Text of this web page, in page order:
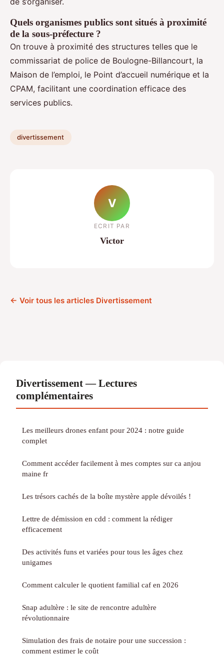
Quels organismes publics sont situés à proximité
de la sous-préfecture ?
On trouve à proximité des structures telles que le
commissariat de police de Boulogne-Billancourt, la
Maison de l’emploi, le Point d’accueil numérique et la
CPAM, facilitant une coordination efficace des
services publics.
divertissement
V
ECRIT PAR
Victor
← Voir tous les articles Divertissement
Divertissement — Lectures
complémentaires
Les meilleurs drones enfant pour 2024 : notre guide
complet
Comment accéder facilement à mes comptes sur ca anjou
maine fr
Les trésors cachés de la boîte mystère apple dévoilés !
Lettre de démission en cdd : comment la rédiger
efficacement
Des activités funs et variées pour tous les âges chez
unigames
Comment calculer le quotient familial caf en 2026
Snap adultère : le site de rencontre adultère
révolutionnaire
Simulation des frais de notaire pour une succession :
comment estimer le coût